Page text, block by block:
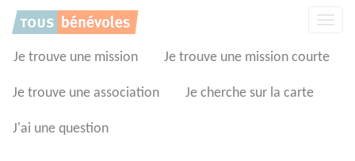
Je trouve une mission Je trouve une mission courte
Je trouve une association Je cherche sur la carte
J'ai une question
Panneau de gestion des cookies